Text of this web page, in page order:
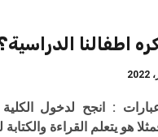
اطفالنا
: انجح لدخول
هو يتعلم القراءة